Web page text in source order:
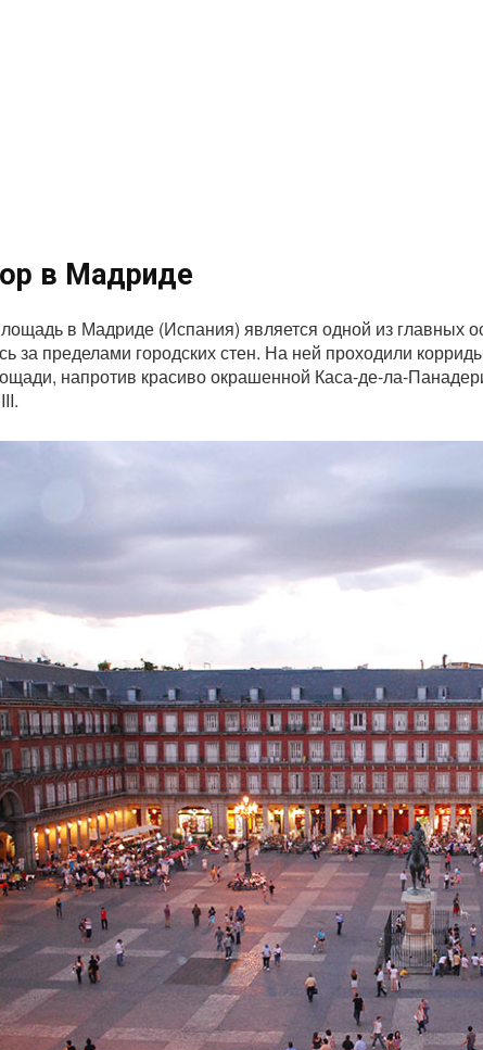
в Мадриде
в Мадриде (Испания) является одной из главных
за пределами городских стен. На ней проходили
напротив красиво окрашенной Каса-де-ла-